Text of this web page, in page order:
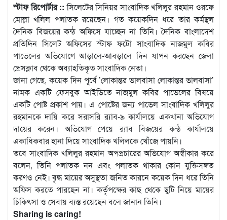
স্টাফ রিপোর্টার :: সিলেটের সিনিয়র সাংবাদিক খলিলুর রহমান ওরফে
মোল্লা খলিল পলাতক রয়েছেন। গত কয়েকদিন ধরে তার কর্মস্থল
দৈনিক বিজয়ের কন্ঠ অফিসে যাচ্ছেন না তিনি। দৈনিক বাংলাদেশ
প্রতিদিন সিলেট অফিসের স্টাফ ফটো সাংবাদিক নাজমুল কবির
পাভেলের অভিযোগে আড়ালে-আবড়ালে দিন যাপন করছেন জেলা
প্রেসক্লাব থেকে অব্যাহতিকৃত সাংবাদিক নেতা।
জানা গেছে, কয়েক দিন পূর্বে ’লোকান্তর ভালবাসা লোকান্তর ভালবাসা’
নামক একটি ফেসবুক আইডিতে নাজমুল কবির পাভেলের বিষয়ে
একটি পোষ্ট প্রকাশ পায়। এ পোষ্টের জন্য পাভেল সাংবাদিক খলিলুর
রহমানকে দায়ি করে সরাসরি র‌্যাব-৯ কার্যালয়ে একখানা অভিযোগ
দায়ের করেন। অভিযোগ পেয়ে র‌্যাব বিজয়ের কন্ঠ কার্যালয়ে
একাধিকবার হানা দিয়ে সাংবাদিক খলিলকে খোঁজে পায়নি।
তবে সাংবাদিক খলিলুর রহমান অপপ্রচারের অভিযোগ অস্বীকার করে
বলেন, তিনি পলাতক নন এবং পলাতক থাকার কোন যুক্তিসঙ্গত
করণও নেই। বৃদ্ধ মায়ের অসুস্থতা জনিত কারনে কয়েক দিন ধরে তিনি
অফিস করতে পারছেন না। কর্তৃপক্ষের কাছ থেকে ছুটি নিয়ে মায়ের
চিকিৎসা ও সেবায় ব্যস্ত রয়েছেন বলে জানান তিনি।
Sharing is caring!